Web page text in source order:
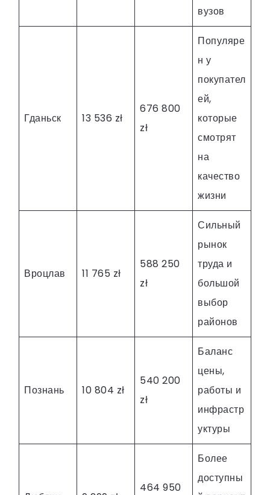
вузов
Гданьск 13 536 zł
676 800
zł
Популяре
н у
покупател
ей,
которые
смотрят
на
качество
жизни
Вроцлав 11 765 zł
588 250
zł
Сильный
рынок
труда и
большой
выбор
районов
Познань 10 804 zł
540 200
zł
Баланс
цены,
работы и
инфрастр
уктуры
464 950
Более
доступны